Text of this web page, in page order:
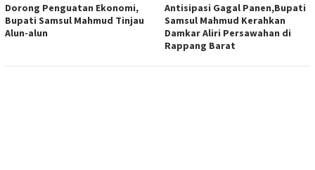
Dorong Penguatan Ekonomi,
Bupati Samsul Mahmud Tinjau
Alun-alun
Antisipasi Gagal Panen,Bupati
Samsul Mahmud Kerahkan
Damkar Aliri Persawahan di
Rappang Barat